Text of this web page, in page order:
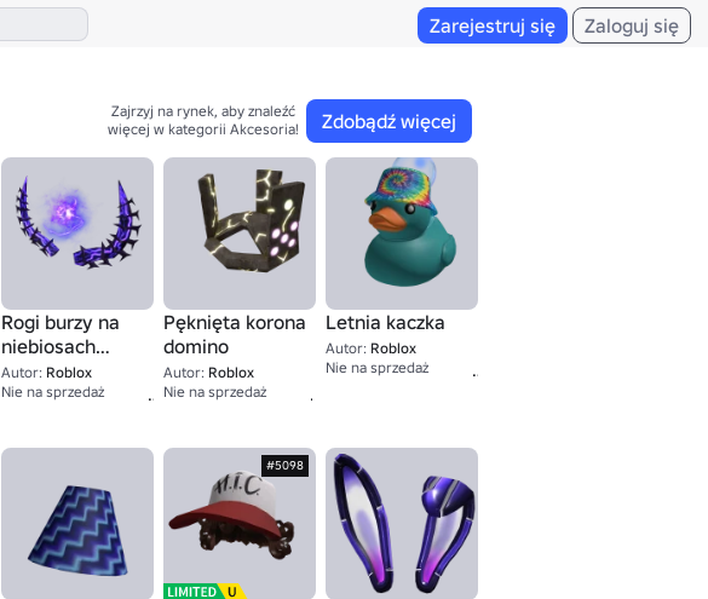
Zarejestruj się Zaloguj się
Zdobądź więcej
Zajrzyj na rynek, aby znaleźć
więcej w kategorii Akcesoria!
Rogi burzy na
niebiosach
sztormu
Autor: Roblox
Nie na sprzedaż
30K+
Pęknięta korona
domino
Autor: Roblox
Nie na sprzedaż
Letnia kaczka
Autor: Roblox
Nie na sprzedaż
#5098